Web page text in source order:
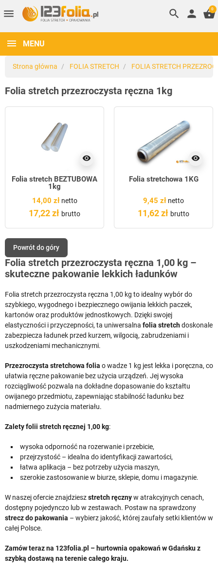
menu search person shopping_basket
0
MENU
Strona główna FOLIA STRETCH FOLIA STRETCH
Folia stretch przezroczysta ręczna 1kg
visibility
Folia stretch BEZTUBOWA
1kg
14,00 złnetto
17,22 zł brutto
visibility
Folia stretchowa 1KG
9,45 zł netto
11,62 zł brutto
Powrót do góry
Folia stretch przezroczysta ręczna 1,00 kg –
skuteczne pakowanie lekkich ładunków
Folia stretch przezroczysta ręczna 1,00 kg to idealny wybór do
szybkiego, wygodnego i bezpiecznego owijania lekkich paczek,
kartonów oraz produktów jednostkowych. Dzięki swojej
elastyczności i przyczepności, ta uniwersalna folia stretchdoskonale
zabezpiecza ładunek przed kurzem, wilgocią, zabrudzeniami i
uszkodzeniami mechanicznymi.
Przezroczysta stretchowa folia o wadze 1 kg jest lekka i poręczna, co
ułatwia ręczne pakowanie bez użycia urządzeń. Jej wysoka
rozciągliwość pozwala na dokładne dopasowanie do kształtu
owijanego przedmiotu, zapewniając stabilność ładunku bez
nadmiernego zużycia materiału.
Zalety folii stretch ręcznej 1,00 kg:
wysoka odporność na rozerwanie i przebicie,
przejrzystość – idealna do identyfikacji zawartości,
łatwa aplikacja – bez potrzeby użycia maszyn,
szerokie zastosowanie w biurze, sklepie, domu i magazynie.
W naszej ofercie znajdzieszstretch ręcznyw atrakcyjnych cenach,
dostępny pojedynczo lub w zestawach. Postaw na sprawdzony
strecz do pakowania – wybierz jakość, której zaufały setki klientów w
całej Polsce.
Zamów teraz na 123folia.pl – hurtownia opakowań w Gdańsku z
szybką dostawą na terenie całego kraju.